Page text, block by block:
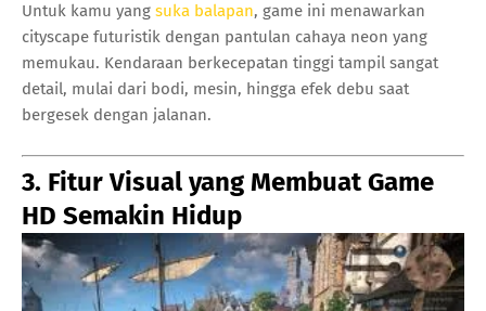
Untuk kamu yang suka balapan, game ini menawarkan
cityscape futuristik dengan pantulan cahaya neon yang
memukau. Kendaraan berkecepatan tinggi tampil sangat
detail, mulai dari bodi, mesin, hingga efek debu saat
bergesek dengan jalanan.
3. Fitur Visual yang Membuat Game
HD Semakin Hidup